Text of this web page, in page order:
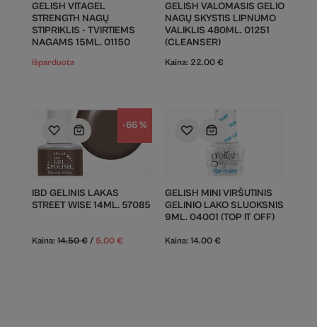
GELISH VITAGEL
STRENGTH NAGŲ
STIPRIKLIS - TVIRTIEMS
NAGAMS 15ML. 01150
Išparduota
GELISH VALOMASIS GELIO
NAGŲ SKYSTIS LIPNUMO
VALIKLIS 480ML. 01251
(CLEANSER)
Kaina: 22.00 €
-66 %
IBD GELINIS LAKAS
STREET WISE 14ML. 57085
Kaina: 14.50€ / 5.00 €
GELISH MINI VIRŠUTINIS
GELINIO LAKO SLUOKSNIS
9ML. 04001 (TOP IT OFF)
Kaina: 14.00 €